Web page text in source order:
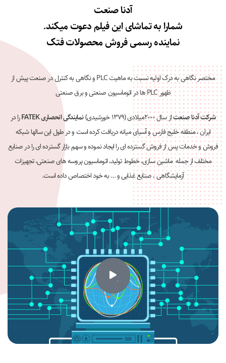
آدنا صنعت
شمارا به تماشای این فیلم دعوت میکند.
نماینده رسمی فروش محصولات فتک
مختصر نگاهی به درک اولیه نسبت به ماهیت PLC و نگاهی به کنترل در صنعت پیش از
ظهور PLC ها در اتوماسیون صنعتی و برق صنعتی
شرکت آدنا صنعتاز سال ۲۰۰۰میلادی (۱۳۷۹ خورشیدی) نمایندگی انحصاریFATEKرا در
ایران ، منطقه خلیج فارس و آسیای میانه دریافت کرده است و در طول این سالها شبکه
فروش و خدمات پس از فروش گسترده ای را ایجاد نموده و سهم بازار گسترده ای را در صنایع
مختلف از جمله ماشین سازی، خطوط تولید، اتوماسیون پروسه های صنعتی، تجهیزات
آزمایشگاهی ، صنایع غذایی و … به خود اختصاص داده است.